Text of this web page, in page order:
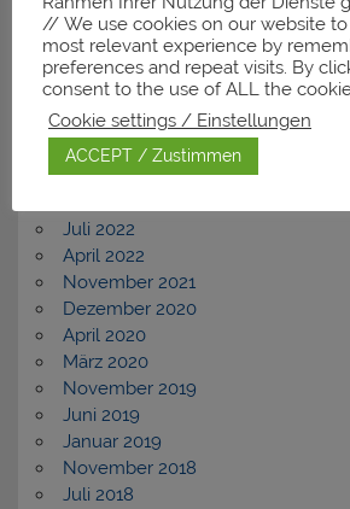
November 2025
März 2025
Januar 2025
Dezember 2024
Februar 2024
November 2023
September 2023
Juli 2022
April 2022
November 2021
Dezember 2020
April 2020
März 2020
November 2019
Juni 2019
Januar 2019
November 2018
Juli 2018
// We use cookies on our website
most relevant experience by
preferences and repeat visits. By
consent to the use of ALL the
Cookie settings / Einstellungen
ACCEPT / Zustimmen